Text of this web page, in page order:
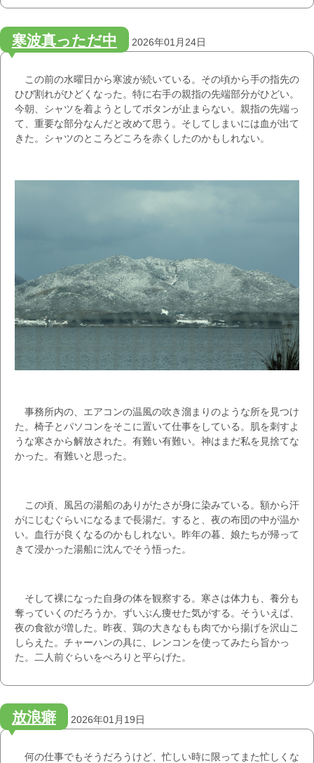
寒波真っただ中 2026年01月24日
この前の水曜日から寒波が続いている。その頃から手の指先の
ひび割れがひどくなった。特に右手の親指の先端部分がひどい。
今朝、シャツを着ようとしてボタンが止まらない。親指の先端っ
て、重要な部分なんだと改めて思う。そしてしまいには血が出て
きた。シャツのところどころを赤くしたのかもしれない。
事務所内の、エアコンの温風の吹き溜まりのような所を見つけ
た。椅子とパソコンをそこに置いて仕事をしている。肌を刺すよ
うな寒さから解放された。有難い有難い。神はまだ私を見捨てな
かった。有難いと思った。
この頃、風呂の湯船のありがたさが身に染みている。額から汗
がにじむぐらいになるまで長湯だ。すると、夜の布団の中が温か
い。血行が良くなるのかもしれない。昨年の暮、娘たちが帰って
きて浸かった湯船に沈んでそう悟った。
そして裸になった自身の体を観察する。寒さは体力も、養分も
奪っていくのだろうか。ずいぶん痩せた気がする。そういえば、
夜の食欲が増した。昨夜、鶏の大きなもも肉でから揚げを沢山こ
しらえた。チャーハンの具に、レンコンを使ってみたら旨かっ
た。二人前ぐらいをぺろりと平らげた。
放浪癖 2026年01月19日
何の仕事でもそうだろうけど、忙しい時に限ってまた忙しくな